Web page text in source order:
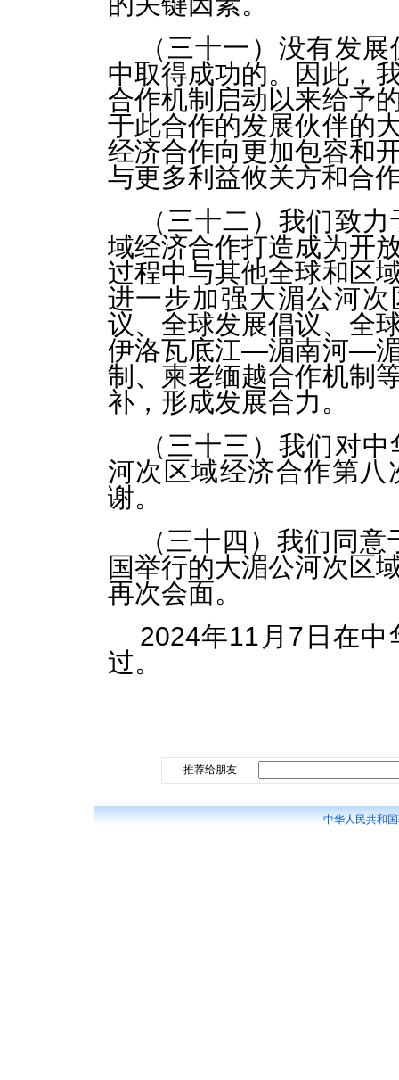
（三十一）没有发
中取得成功的。因此，
合作机制启动以来给予
于此合作的发展伙伴的
经济合作向更加包容和
与更多利益攸关方和合
（三十二）我们致
域经济合作打造成为开
过程中与其他全球和区
进一步加强大湄公河次
议、全球发展倡议、全
伊洛瓦底江—湄南河—
制、柬老缅越合作机制
补，形成发展合力。
（三十三）我们对
河次区域经济合作第
谢。
（三十四）我们同
国举行的大湄公河次区
再次会面。
2024年11月7日在
过。
推荐给朋友
中华人民共和